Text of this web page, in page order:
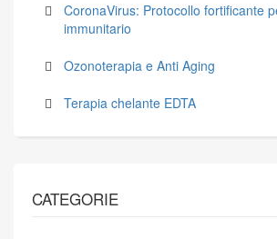
CoronaVirus: Protocollo fortificante
immunitario
Ozonoterapia e Anti Aging
Terapia chelante EDTA
CATEGORIE